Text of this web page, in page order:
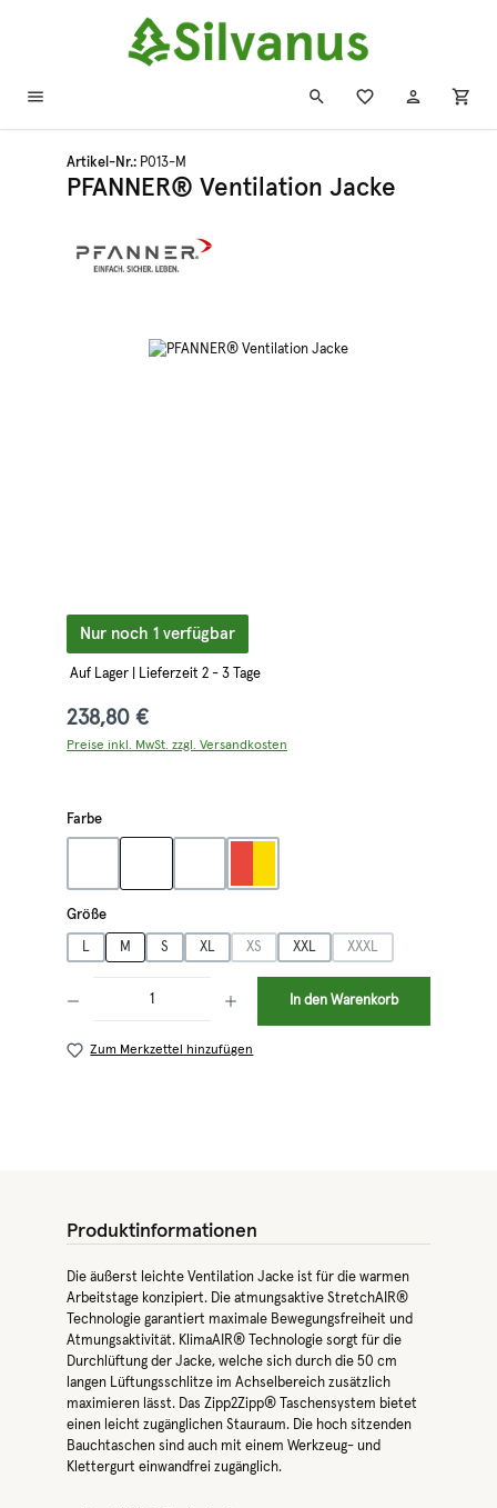
Zum Hauptinhalt springen
Artikel-Nr.: P013-M
PFANNER® Ventilation Jacke
Bildergalerie überspringen
Nur noch 1 verfügbar
Auf Lager | Lieferzeit 2 - 3 Tage
238,80 €
Preise inkl. MwSt. zzgl. Versandkosten
Farbeauswählen
Größeauswählen
L M S XL XS XXL XXXL
In den Warenkorb
Zum Merkzettel hinzufügen
Produktinformationen
Die äußerst leichte Ventilation Jacke ist für die warmen
Arbeitstage konzipiert. Die atmungsaktive StretchAIR®
Technologie garantiert maximale Bewegungsfreiheit und
Atmungsaktivität. KlimaAIR® Technologie sorgt für die
Durchlüftung der Jacke, welche sich durch die 50 cm
langen Lüftungsschlitze im Achselbereich zusätzlich
maximieren lässt. Das Zipp2Zipp® Taschensystem bietet
einen leicht zugänglichen Stauraum. Die hoch sitzenden
Bauchtaschen sind auch mit einem Werkzeug- und
Klettergurt einwandfrei zugänglich.